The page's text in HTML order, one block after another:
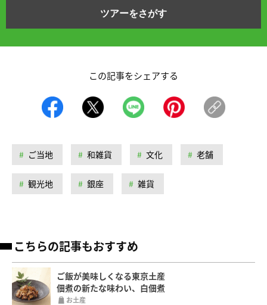
ツアーをさがす
この記事をシェアする
ご当地 和雑貨 文化 老舗
観光地 銀座 雑貨
こちらの記事もおすすめ
ご飯が美味しくなる東京土産
佃煮の新たな味わい、白佃煮
お土産